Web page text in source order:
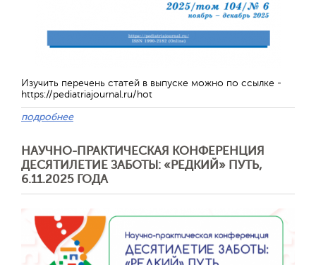
Изучить перечень статей в выпуске можно по ссылке -
https://pediatriajournal.ru/hot
подробнее
НАУЧНО-ПРАКТИЧЕСКАЯ КОНФЕРЕНЦИЯ
ДЕСЯТИЛЕТИЕ ЗАБОТЫ: «РЕДКИЙ» ПУТЬ,
6.11.2025 ГОДА